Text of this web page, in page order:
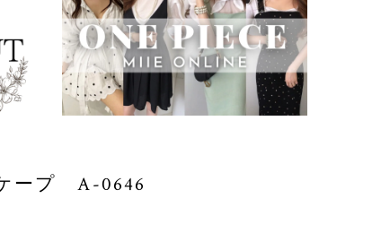
ープ A-0646